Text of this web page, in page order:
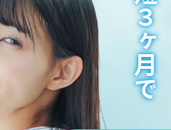
最短３ヶ月で